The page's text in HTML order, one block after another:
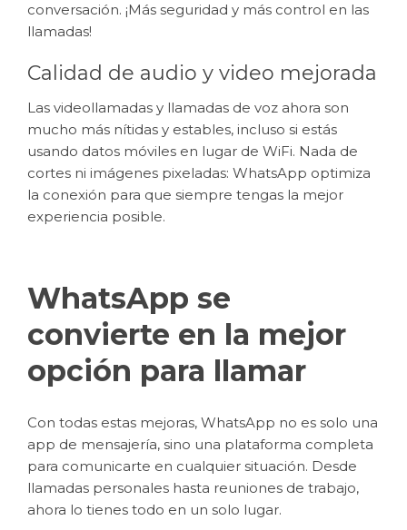
conversación. ¡Más seguridad y más control en las
llamadas!
Calidad de audio y video mejorada
Las videollamadas y llamadas de voz ahora son
mucho más nítidas y estables, incluso si estás
usando datos móviles en lugar de WiFi. Nada de
cortes ni imágenes pixeladas: WhatsApp optimiza
la conexión para que siempre tengas la mejor
experiencia posible.
WhatsApp se
convierte en la mejor
opción para llamar
Con todas estas mejoras, WhatsApp no es solo una
app de mensajería, sino una plataforma completa
para comunicarte en cualquier situación. Desde
llamadas personales hasta reuniones de trabajo,
ahora lo tienes todo en un solo lugar.